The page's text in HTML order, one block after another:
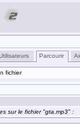
Parcourir
fichier
sur le fichier "gta.mp3" :